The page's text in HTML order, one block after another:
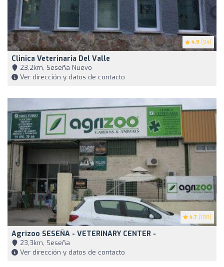
4.9 (94)
Clinica Veterinaria Del Valle
23,2km, Seseña Nuevo
Ver dirección y datos de contacto
4.7 (188)
Agrizoo SESEÑA - VETERINARY CENTER -
23,3km, Seseña
Ver dirección y datos de contacto